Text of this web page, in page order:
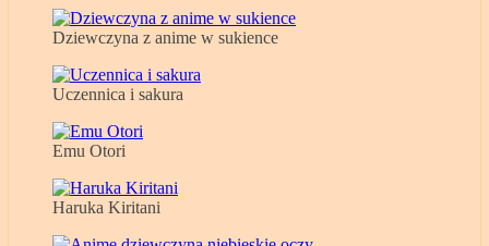
Dziewczyna z anime w sukience
Uczennica i sakura
Emu Otori
Haruka Kiritani